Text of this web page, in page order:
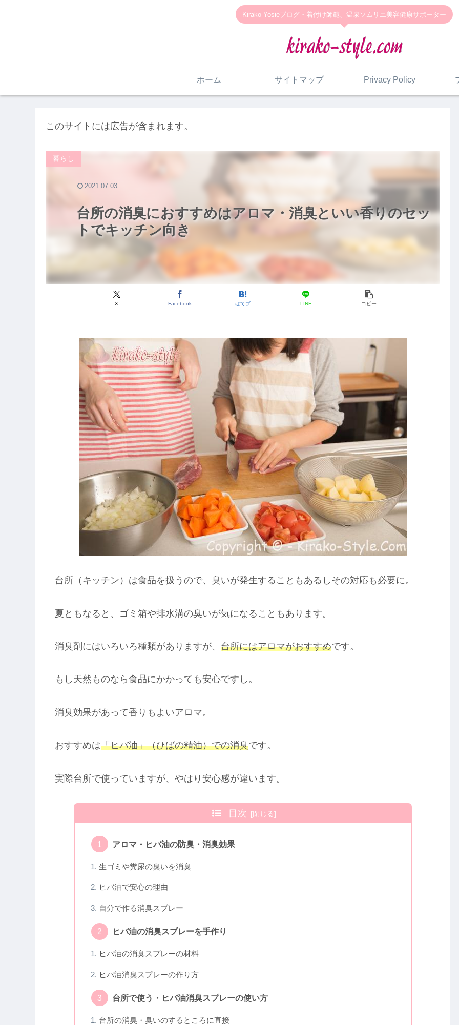
Kirako Yosieブログ・着付け師範、温泉ソムリエ美容健康サポーター
ホーム サイトマップ Privacy Policy
このサイトには広告が含まれます。
台所の消臭におすすめはアロマ・消臭といい香りのセッ
トでキッチン向き
暮らし
X Facebook はてブ LINE コピー
2021.07.03
台所（キッチン）は食品を扱うので、臭いが発生することもあるしその対応も必要に。
夏ともなると、ゴミ箱や排水溝の臭いが気になることもあります。
消臭剤にはいろいろ種類がありますが、 台所にはアロマがおすすめです。
もし天然ものなら食品にかかっても安心ですし。
消臭効果があって香りもよいアロマ。
おすすめは「ヒバ油」（ひばの精油）での消臭です。
実際台所で使っていますが、やはり安心感が違います。
目次
アロマ・ヒバ油の防臭・消臭効果
生ゴミや糞尿の臭いを消臭
ヒバ油で安心の理由
自分で作る消臭スプレー
ヒバ油の消臭スプレーを手作り
ヒバ油の消臭スプレーの材料
ヒバ油消臭スプレーの作り方
台所で使う・ヒバ油消臭スプレーの使い方
台所の消臭・臭いのするところに直接